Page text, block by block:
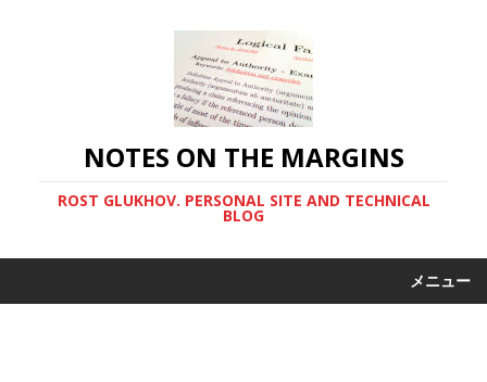
NOTES ON THE MARGINS
ROST GLUKHOV. PERSONAL SITE AND TECHNICAL
BLOG
メニュー